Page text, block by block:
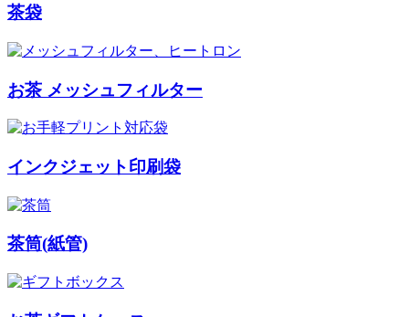
茶袋
お茶 メッシュフィルター
インクジェット印刷袋
茶筒(紙管)